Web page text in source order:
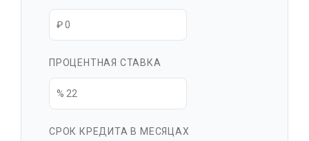
ПРОЦЕНТНАЯ СТАВКА
СРОК КРЕДИТА В МЕСЯЦАХ